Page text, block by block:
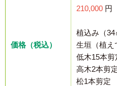
価格（税込）
210,000 円
植込み（34
生垣（植え
低木15本剪
高木2本剪
松1本剪定